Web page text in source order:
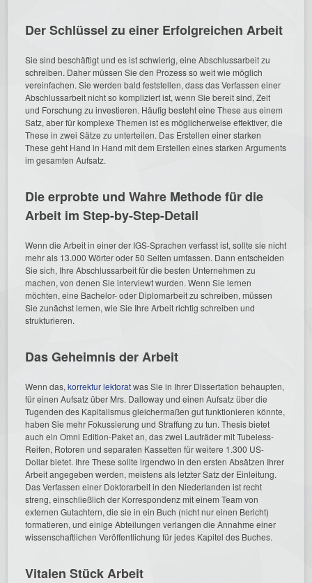
Der Schlüssel zu einer Erfolgreichen Arbeit
Sie sind beschäftigt und es ist schwierig, eine Abschlussarbeit zu
schreiben. Daher müssen Sie den Prozess so weit wie möglich
vereinfachen. Sie werden bald feststellen, dass das Verfassen einer
Abschlussarbeit nicht so kompliziert ist, wenn Sie bereit sind, Zeit
und Forschung zu investieren. Häufig besteht eine These aus einem
Satz, aber für komplexe Themen ist es möglicherweise effektiver, die
These in zwei Sätze zu unterteilen. Das Erstellen einer starken
These geht Hand in Hand mit dem Erstellen eines starken Arguments
im gesamten Aufsatz.
Die erprobte und Wahre Methode für die
Arbeit im Step-by-Step-Detail
Wenn die Arbeit in einer der IGS-Sprachen verfasst ist, sollte sie nicht
mehr als 13.000 Wörter oder 50 Seiten umfassen. Dann entscheiden
Sie sich, Ihre Abschlussarbeit für die besten Unternehmen zu
machen, von denen Sie interviewt wurden. Wenn Sie lernen
möchten, eine Bachelor- oder Diplomarbeit zu schreiben, müssen
Sie zunächst lernen, wie Sie Ihre Arbeit richtig schreiben und
strukturieren.
Das Geheimnis der Arbeit
Wenn das,korrektur lektoratwas Sie in Ihrer Dissertation behaupten,
für einen Aufsatz über Mrs. Dalloway und einen Aufsatz über die
Tugenden des Kapitalismus gleichermaßen gut funktionieren könnte,
haben Sie mehr Fokussierung und Straffung zu tun. Thesis bietet
auch ein Omni Edition-Paket an, das zwei Laufräder mit Tubeless-
Reifen, Rotoren und separaten Kassetten für weitere 1.300 US-
Dollar bietet. Ihre These sollte irgendwo in den ersten Absätzen Ihrer
Arbeit angegeben werden, meistens als letzter Satz der Einleitung.
Das Verfassen einer Doktorarbeit in den Niederlanden ist recht
streng, einschließlich der Korrespondenz mit einem Team von
externen Gutachtern, die sie in ein Buch (nicht nur einen Bericht)
formatieren, und einige Abteilungen verlangen die Annahme einer
wissenschaftlichen Veröffentlichung für jedes Kapitel des Buches.
Vitalen Stück Arbeit